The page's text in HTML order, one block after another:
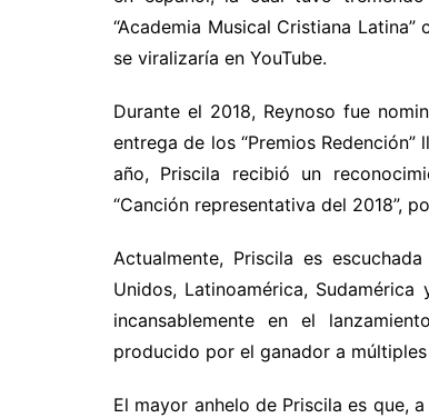
“Academia Musical Cristiana
se viralizaría en YouTube.
Durante el 2018, Reynoso fue
entrega de los “Premios
año, Priscila recibió un
“Canción representativa del 2018”,
Actualmente, Priscila es
Unidos, Latinoamérica,
incansablemente en el
producido por el ganador a múltiples
El mayor anhelo de Priscila es que,